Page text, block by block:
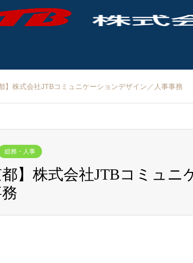
】株式会社JTBコミュニケーションデザイン／人事事務
総務・人事
都】株式会社JTBコミュ